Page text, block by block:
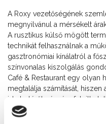
A Roxy vezetőségének
megnyilvánul a mérsékelt
A rusztikus külső mögött
technikát felhasználnak a
gasztronómiai kínálatról a
színvonalas kiszolgálás
Café & Restaurant egy olyan
megtalálja számítását, hiszen
ide betérők részére